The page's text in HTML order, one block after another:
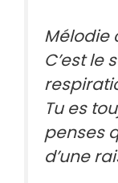
Mélodie
C’est le
Tu es
penses
d’une